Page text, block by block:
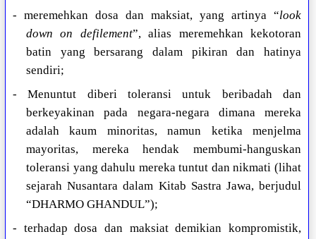
- meremehkan dosa dan maksiat, yang artinya “look
down on defilement”, alias meremehkan kekotoran
batin yang bersarang dalam pikiran dan hatinya
sendiri;
- Menuntut diberi toleransi untuk beribadah dan
berkeyakinan pada negara-negara dimana mereka
adalah kaum minoritas, namun ketika menjelma
mayoritas, mereka hendak membumi-hanguskan
toleransi yang dahulu mereka tuntut dan nikmati (lihat
sejarah Nusantara dalam Kitab Sastra Jawa, berjudul
“DHARMO GHANDUL”);
- terhadap dosa dan maksiat demikian kompromistik,